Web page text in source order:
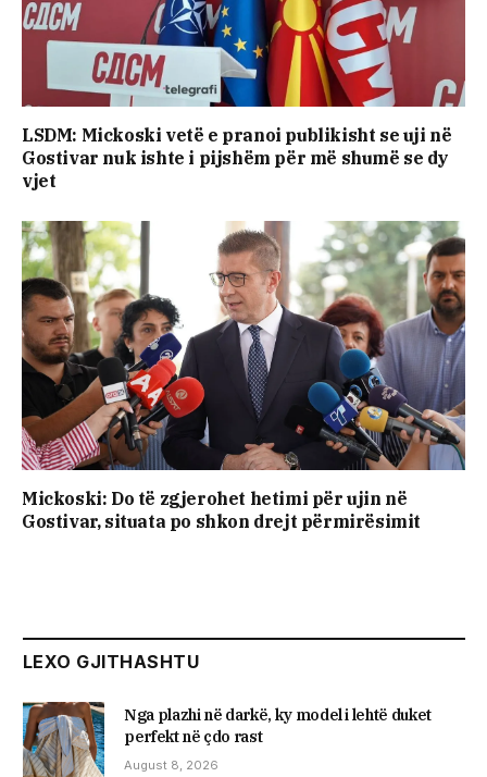
LSDM: Mickoski vetë e pranoi publikisht se uji në
Gostivar nuk ishte i pijshëm për më shumë se dy
vjet
Mickoski: Do të zgjerohet hetimi për ujin në
Gostivar, situata po shkon drejt përmirësimit
LEXO GJITHASHTU
Nga plazhi në darkë, ky model i lehtë duket
perfekt në çdo rast
August 8, 2026